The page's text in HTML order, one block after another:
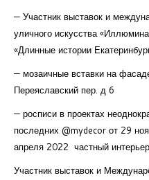
— Участник выставок и
уличного искусства
«Длинные истории
— мозаичные вставки на
Переяславский пер. д 6
— росписи в проектах
последних @mydecor от 29
апреля 2022 частный
Участник выставок и